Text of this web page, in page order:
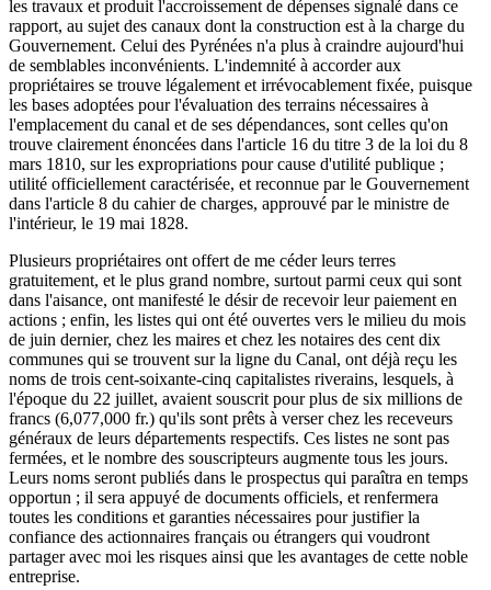
les travaux et produit l'accroissement de dépenses signalé dans ce
rapport, au sujet des canaux dont la construction est à la charge du
Gouvernement. Celui des Pyrénées n'a plus à craindre aujourd'hui
de semblables inconvénients. L'indemnité à accorder aux
propriétaires se trouve légalement et irrévocablement fixée, puisque
les bases adoptées pour l'évaluation des terrains nécessaires à
l'emplacement du canal et de ses dépendances, sont celles qu'on
trouve clairement énoncées dans l'article 16 du titre 3 de la loi du 8
mars 1810, sur les expropriations pour cause d'utilité publique ;
utilité officiellement caractérisée, et reconnue par le Gouvernement
dans l'article 8 du cahier de charges, approuvé par le ministre de
l'intérieur, le 19 mai 1828.
Plusieurs propriétaires ont offert de me céder leurs terres
gratuitement, et le plus grand nombre, surtout parmi ceux qui sont
dans l'aisance, ont manifesté le désir de recevoir leur paiement en
actions ; enfin, les listes qui ont été ouvertes vers le milieu du mois
de juin dernier, chez les maires et chez les notaires des cent dix
communes qui se trouvent sur la ligne du Canal, ont déjà reçu les
noms de trois cent-soixante-cinq capitalistes riverains, lesquels, à
l'époque du 22 juillet, avaient souscrit pour plus de six millions de
francs (6,077,000 fr.) qu'ils sont prêts à verser chez les receveurs
généraux de leurs départements respectifs. Ces listes ne sont pas
fermées, et le nombre des souscripteurs augmente tous les jours.
Leurs noms seront publiés dans le prospectus qui paraîtra en temps
opportun ; il sera appuyé de documents officiels, et renfermera
toutes les conditions et garanties nécessaires pour justifier la
confiance des actionnaires français ou étrangers qui voudront
partager avec moi les risques ainsi que les avantages de cette noble
entreprise.